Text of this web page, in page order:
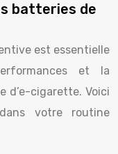
batteries de
est essentielle
et la
d’e-cigarette. Voici
votre routine